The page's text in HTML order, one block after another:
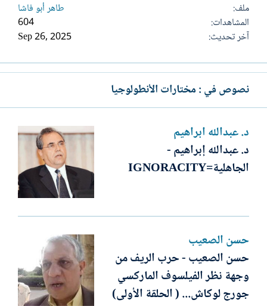
ملف
طاهر أبو فاشا
المشاهدات
604
آخر تحديث
Sep 26, 2025
نصوص في : مختارات الأنطولوجيا
د. عبدالله ابراهيم
د. عبدالله إبراهيم -
الجاهلية=IGNORACITY
حسن الصعيب
حسن الصعيب - حرب الريف من
وجهة نظر الفيلسوف الماركسي
جورج لوكاش... ( الحلقة الأولى)